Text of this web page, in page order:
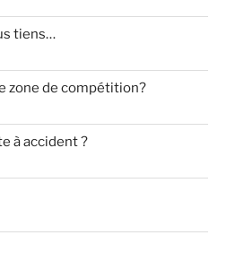
tiens…
zone de compétition?
à accident ?